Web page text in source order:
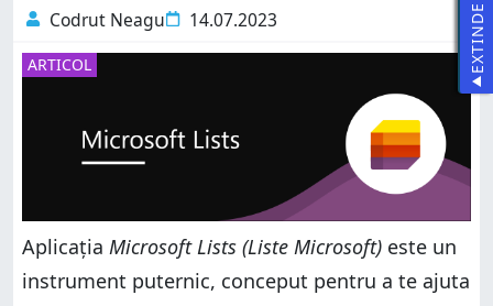
Codrut Neagu 14.07.2023
ARTICOL
Aplicația Microsoft Lists (Liste Microsoft) este un
instrument puternic, conceput pentru a te ajuta
EXTINDE